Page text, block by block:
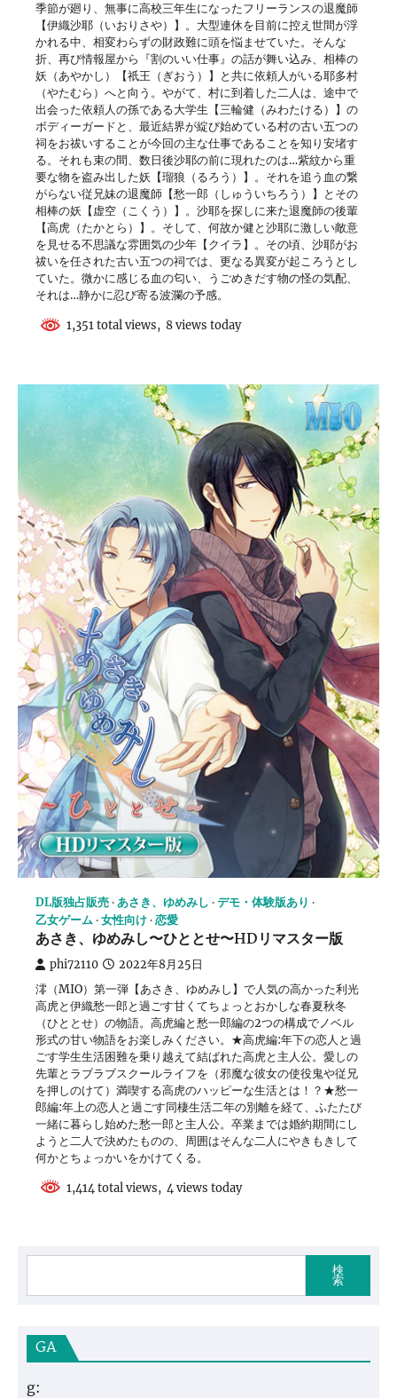
季節が廻り、無事に高校三年生になったフリーランスの退魔師
【伊織沙耶（いおりさや）】。大型連休を目前に控え世間が浮
かれる中、相変わらずの財政難に頭を悩ませていた。そんな
折、再び情報屋から『割のいい仕事』の話が舞い込み、相棒の
妖（あやかし）【祇王（ぎおう）】と共に依頼人がいる耶多村
（やたむら）へと向う。やがて、村に到着した二人は、途中で
出会った依頼人の孫である大学生【三輪健（みわたける）】の
ボディーガードと、最近結界が綻び始めている村の古い五つの
祠をお祓いすることが今回の主な仕事であることを知り安堵す
る。それも束の間、数日後沙耶の前に現れたのは…紫紋から重
要な物を盗み出した妖【瑠狼（るろう）】。それを追う血の繋
がらない従兄妹の退魔師【愁一郎（しゅういちろう）】とその
相棒の妖【虚空（こくう）】。沙耶を探しに来た退魔師の後輩
【高虎（たかとら）】。そして、何故か健と沙耶に激しい敵意
を見せる不思議な雰囲気の少年【クイラ】。その頃、沙耶がお
祓いを任された古い五つの祠では、更なる異変が起ころうとし
ていた。微かに感じる血の匂い、うごめきだす物の怪の気配、
それは…静かに忍び寄る波瀾の予感。
1,351 total views, 8 views today
DL版独占販売 あさき、ゆめみし
デモ・体験版あり
乙女ゲーム
女性向け 恋愛
あさき、ゆめみし〜ひととせ〜HDリマスター版
phi72110 2022年8月25日
澪（MIO）第一弾【あさき、ゆめみし】で人気の高かった利光
高虎と伊織愁一郎と過ごす甘くてちょっとおかしな春夏秋冬
（ひととせ）の物語。高虎編と愁一郎編の2つの構成でノベル
形式の甘い物語をお楽しみください。★高虎編:年下の恋人と過
ごす学生生活困難を乗り越えて結ばれた高虎と主人公。愛しの
先輩とラブラブスクールライフを（邪魔な彼女の使役鬼や従兄
を押しのけて）満喫する高虎のハッピーな生活とは！？★愁一
郎編:年上の恋人と過ごす同棲生活二年の別離を経て、ふたたび
一緒に暮らし始めた愁一郎と主人公。卒業までは婚約期間にし
ようと二人で決めたものの、周囲はそんな二人にやきもきして
何かとちょっかいをかけてくる。
1,414 total views, 4 views today
検
索
GA
g: